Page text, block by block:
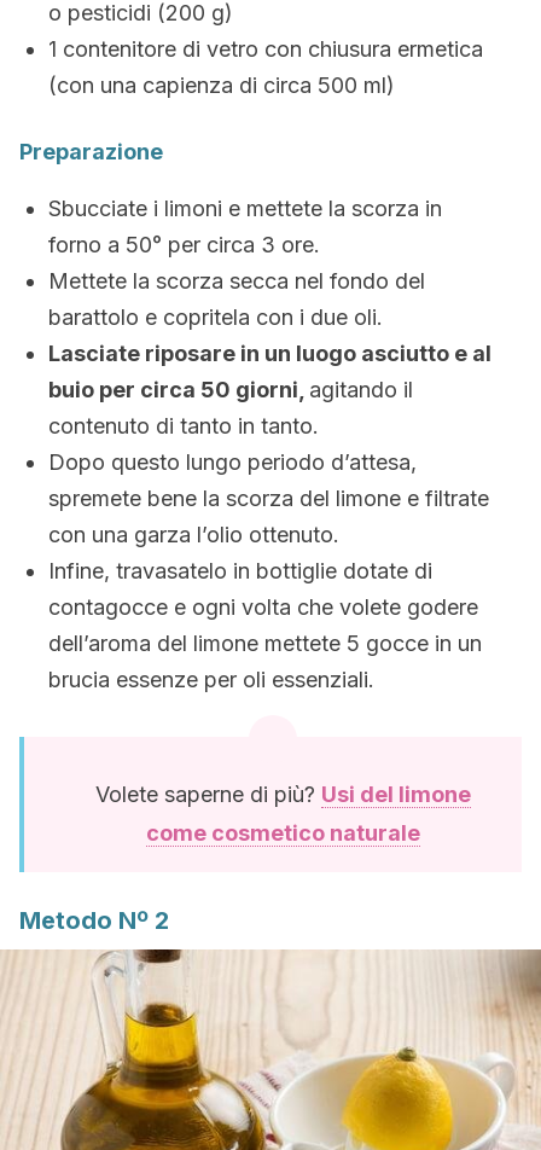
o pesticidi (200 g)
1 contenitore di vetro con chiusura ermetica
(con una capienza di circa 500 ml)
Preparazione
Sbucciate i limoni e mettete la scorza in
forno a 50° per circa 3 ore.
Mettete la scorza secca nel fondo del
barattolo e copritela con i due oli.
Lasciate riposare in un luogo asciutto e al
buio per circa 50 giorni, agitando il
contenuto di tanto in tanto.
Dopo questo lungo periodo d’attesa,
spremete bene la scorza del limone e filtrate
con una garza l’olio ottenuto.
Infine, travasatelo in bottiglie dotate di
contagocce e ogni volta che volete godere
dell’aroma del limone mettete 5 gocce in un
brucia essenze per oli essenziali.
Volete saperne di più? Usi del limone
come cosmetico naturale
Metodo Nº 2